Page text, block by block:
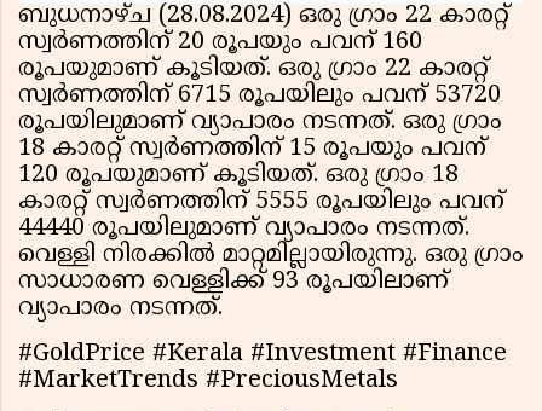
ബുധനാഴ്ച (28.08.2024) ഒരു ഗ്രാം 22 കാരറ്റ്
സ്വര്‍ണത്തിന് 20 രൂപയും പവന് 160
രൂപയുമാണ് കൂടിയത്. ഒരു ഗ്രാം 22 കാരറ്റ്
സ്വര്‍ണത്തിന് 6715 രൂപയിലും പവന് 53720
രൂപയിലുമാണ് വ്യാപാരം നടന്നത്. ഒരു ഗ്രാം
18 കാരറ്റ് സ്വര്‍ണത്തിന് 15 രൂപയും പവന്
120 രൂപയുമാണ് കൂടിയത്. ഒരു ഗ്രാം 18
കാരറ്റ് സ്വര്‍ണത്തിന് 5555 രൂപയിലും പവന്
44440 രൂപയിലുമാണ് വ്യാപാരം നടന്നത്.
വെള്ളി നിരക്കില്‍ മാറ്റമില്ലായിരുന്നു. ഒരു ഗ്രാം
സാധാരണ വെള്ളിക്ക് 93 രൂപയിലാണ്
വ്യാപാരം നടന്നത്.
#GoldPrice #Kerala #Investment #Finance
#MarketTrends #PreciousMetals